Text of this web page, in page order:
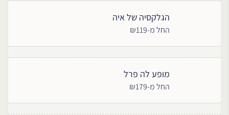
הגלקסיה של איה
החל מ-₪119
מופע לה פרל
החל מ-₪179